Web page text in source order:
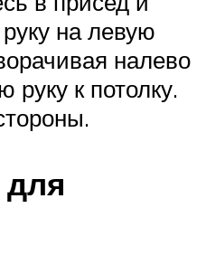
на левую
налево
руку к потолку.